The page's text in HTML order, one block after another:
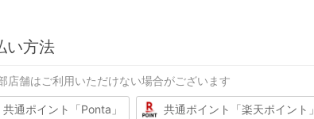
い方法
店舗はご利用いただけない場合がございます
共通ポイント「Ponta」 共通ポイント「楽天ポイント」